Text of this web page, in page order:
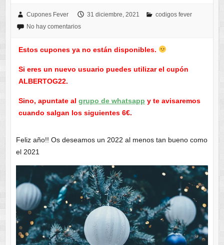
Cupones Fever 31 diciembre, 2021
codigos fever
No hay comentarios
Estos cupones ya no están disponibles.
Si eres un nuevo usuario puedes utilizar el cupón
ALBERTOG22.
Sino, apuntate al grupo de whatsapp y te avisaremos
cuando salgan los siguientes 6€.
Feliz año!! Os deseamos un 2022 al menos tan bueno como
el 2021